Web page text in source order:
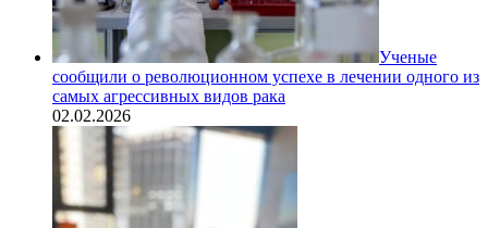
Ученые
сообщили о революционном успехе в лечении одного из
самых агрессивных видов рака
02.02.2026